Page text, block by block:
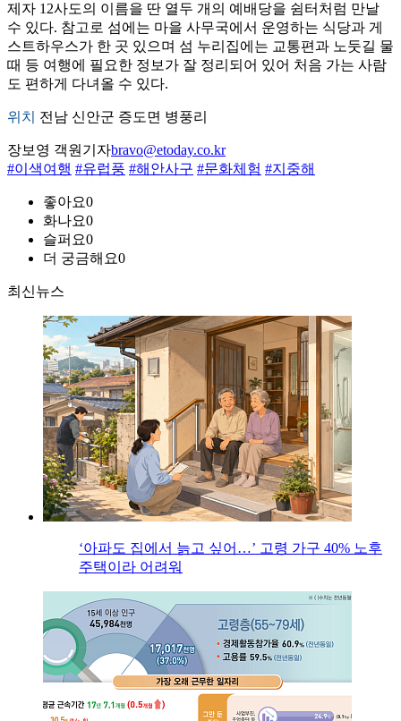
제자 12사도의 이름을 딴 열두 개의 예배당을 쉼터처럼 만날
수 있다. 참고로 섬에는 마을 사무국에서 운영하는 식당과 게
스트하우스가 한 곳 있으며 섬 누리집에는 교통편과 노둣길 물
때 등 여행에 필요한 정보가 잘 정리되어 있어 처음 가는 사람
도 편하게 다녀올 수 있다.
위치 전남 신안군 증도면 병풍리
장보영 객원기자bravo@etoday.co.kr
#이색여행 #유럽풍 #해안사구 #문화체험 #지중해
좋아요0
화나요0
슬퍼요0
더 궁금해요0
최신뉴스
‘아파도 집에서 늙고 싶어…’ 고령 가구 40% 노후
주택이라 어려워